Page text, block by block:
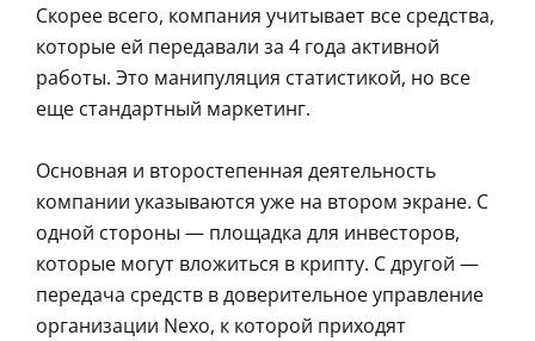
Скорее всего, компания учитывает все средства,
которые ей передавали за 4 года активной
работы. Это манипуляция статистикой, но все
еще стандартный маркетинг.
Основная и второстепенная деятельность
компании указываются уже на втором экране. С
одной стороны — площадка для инвесторов,
которые могут вложиться в крипту. С другой —
передача средств в доверительное управление
организации Nexo, к которой приходят